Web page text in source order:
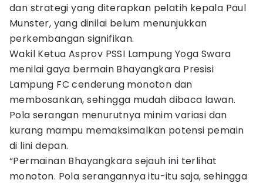
dan strategi yang diterapkan pelatih kepala Paul
Munster, yang dinilai belum menunjukkan
perkembangan signifikan.
Wakil Ketua Asprov PSSI Lampung Yoga Swara
menilai gaya bermain Bhayangkara Presisi
Lampung FC cenderung monoton dan
membosankan, sehingga mudah dibaca lawan.
Pola serangan menurutnya minim variasi dan
kurang mampu memaksimalkan potensi pemain
di lini depan.
“Permainan Bhayangkara sejauh ini terlihat
monoton. Pola serangannya itu-itu saja, sehingga